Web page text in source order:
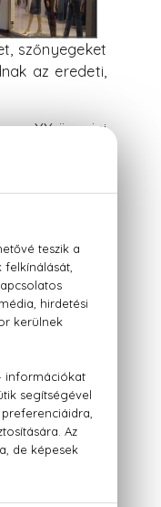
szőnyegeket
az eredeti,
az XX üvegjei
pillangók,